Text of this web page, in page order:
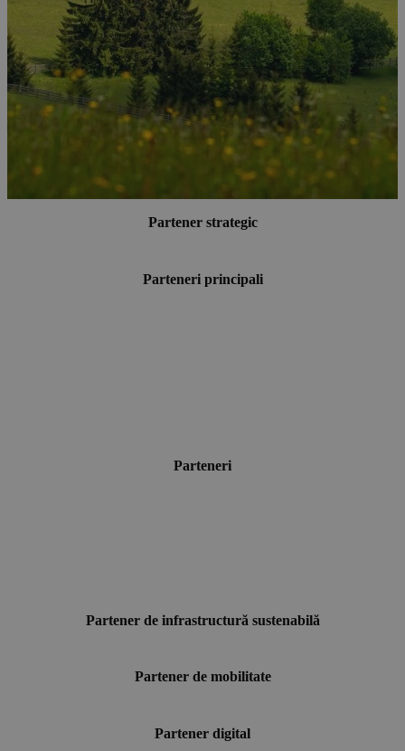
Partener strategic
Parteneri principali
Parteneri
Partener de infrastructură sustenabilă
Partener de mobilitate
Partener digital